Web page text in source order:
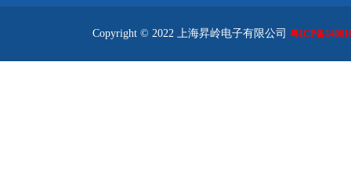
Copyright © 2022 上海昇岭电子有限公司 粤ICP备